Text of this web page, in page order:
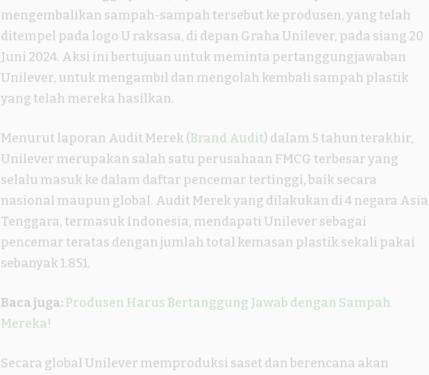
mengembalikan sampah-sampah tersebut ke produsen, yang telah
ditempel pada logo U raksasa, di depan Graha Unilever, pada siang 20
Juni 2024. Aksi ini bertujuan untuk meminta pertanggungjawaban
Unilever, untuk mengambil dan mengolah kembali sampah plastik
yang telah mereka hasilkan.
Menurut laporan Audit Merek (Brand Audit) dalam 5 tahun terakhir,
Unilever merupakan salah satu perusahaan FMCG terbesar yang
selalu masuk ke dalam daftar pencemar tertinggi, baik secara
nasional maupun global. Audit Merek yang dilakukan di 4 negara Asia
Tenggara, termasuk Indonesia, mendapati Unilever sebagai
pencemar teratas dengan jumlah total kemasan plastik sekali pakai
sebanyak 1.851.
Baca juga: Produsen Harus Bertanggung Jawab dengan Sampah
Mereka!
Secara global Unilever memproduksi saset dan berencana akan